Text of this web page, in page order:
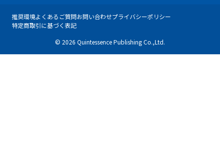
推奨環境よくあるご質問お問い合わせプライバシーポリシー
特定商取引に基づく表記
© 2026 Quintessence Publishing Co.,Ltd.